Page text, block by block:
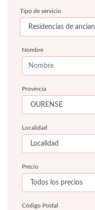
Tipo de servicio
Nombre
Provincia
Localidad
Precio
Código Postal